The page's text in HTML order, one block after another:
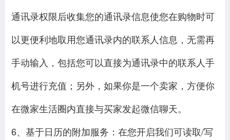
通讯录权限后收集您的通讯录信息使您在购物时可
以更便利地取用您通讯录内的联系人信息，无需再
手动输入，包括您可以直接为通讯录中的联系人手
机号进行充值；另外，如果你是一个卖家，方便你
在微家生活圈内直接与买家发起微信聊天。
6、基于日历的附加服务：在您开启我们可读取/写